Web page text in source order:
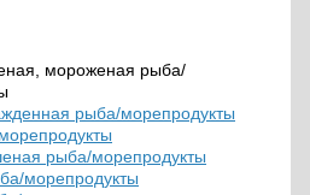
мороженая рыба/
рыба/морепродукты
рыба/морепродукты
морепродукты